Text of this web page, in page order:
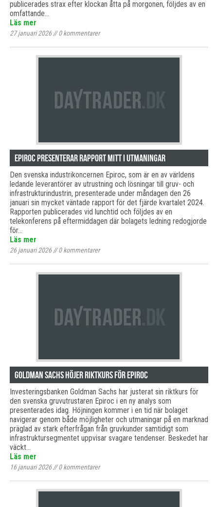
publicerades strax efter klockan åtta på morgonen, följdes av en
omfattande…
Läs mer
27 januari 2026//0kommentarer
Epiroc presenterar rapport mitt i utmaningar
Den svenska industrikoncernen Epiroc, som är en av världens
ledande leverantörer av utrustning och lösningar till gruv- och
infrastrukturindustrin, presenterade under måndagen den 26
januari sin mycket väntade rapport för det fjärde kvartalet 2024.
Rapporten publicerades vid lunchtid och följdes av en
telekonferens på eftermiddagen där bolagets ledning redogjorde
för…
Läs mer
26 januari 2026//0kommentarer
Goldman Sachs höjer riktkurs för Epiroc
Investeringsbanken Goldman Sachs har justerat sin riktkurs för
den svenska gruvutrustaren Epiroc i en ny analys som
presenterades idag. Höjningen kommer i en tid när bolaget
navigerar genom både möjligheter och utmaningar på en marknad
präglad av stark efterfrågan från gruvkunder samtidigt som
infrastruktursegmentet uppvisar svagare tendenser. Beskedet har
väckt…
Läs mer
16 januari 2026//0kommentarer